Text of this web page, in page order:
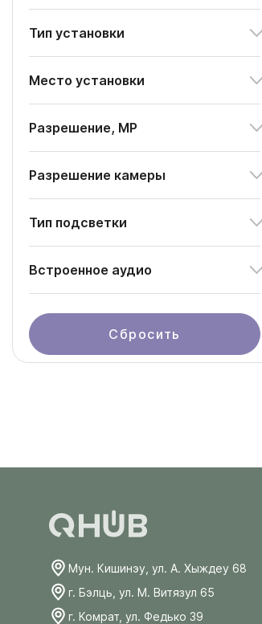
Тип установки
Место установки
Разрешение, MP
Разрешение камеры
Тип подсветки
Встроенное аудио
Сбросить
Мун. Кишинэу, ул. А. Хыждеу 68
г. Бэлць, ул. М. Витязул 65
г. Комрат, ул. Федько 39